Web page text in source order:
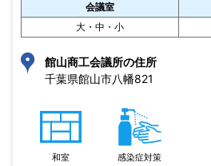
会議室
大・中・小
館山商工会議所の住所
千葉県館山市八幡821
和室 感染症対策